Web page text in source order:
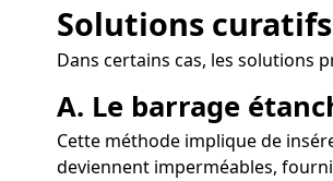
Solutions
Dans certains cas, les solutions
A. Le barrage
Cette méthode implique de
deviennent imperméables,